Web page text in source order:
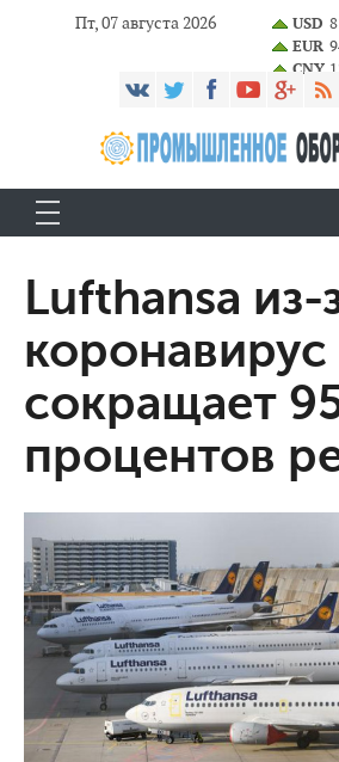
Пт, 07 августа 2026 USD
EUR
CNY
Lufthansa из-
коронавирус
сокращает
процентов